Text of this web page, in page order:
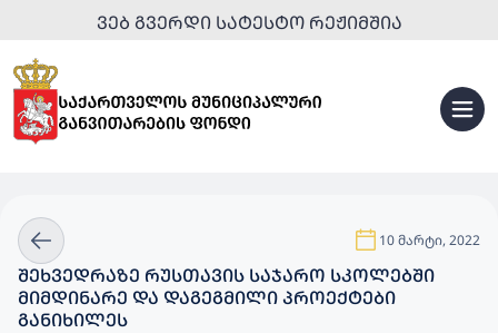
ᲕᲔᲑ ᲒᲕᲔᲠᲓᲘ ᲡᲐᲢᲔᲡᲢᲝ ᲠᲔᲟᲘᲛᲨᲘᲐ
10 მარტი, 2022
ᲨᲔᲮᲕᲔᲓᲠᲐᲖᲔ ᲠᲣᲡᲗᲐᲕᲘᲡ ᲡᲐᲯᲐᲠᲝ ᲡᲙᲝᲚᲔᲑᲨᲘ
ᲛᲘᲛᲓᲘᲜᲐᲠᲔ ᲓᲐ ᲓᲐᲒᲔᲒᲛᲘᲚᲘ ᲞᲠᲝᲔᲥᲢᲔᲑᲘ
ᲒᲐᲜᲘᲮᲘᲚᲔᲡ